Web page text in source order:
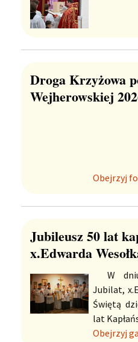
Droga Krzyżowa
Wejherowskiej
Obejrzyj
Jubileusz 50 lat
x.Edwarda
W
Jubilat,
Świętą
lat
Obejrzyj